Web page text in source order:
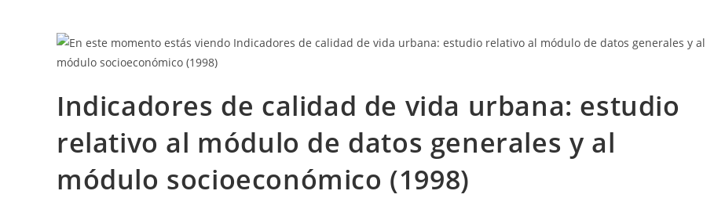
Indicadores de calidad de vida urbana: estudio
relativo al módulo de datos generales y al
módulo socioeconómico (1998)